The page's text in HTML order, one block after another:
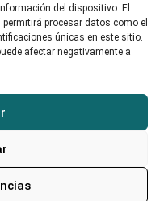
del dispositivo. El
procesar datos como el
únicas en este sitio.
afectar negativamente a
© 2023​